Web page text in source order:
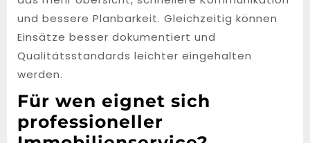
und bessere Planbarkeit. Gleichzeitig können
Einsätze besser dokumentiert und
Qualitätsstandards leichter eingehalten
werden.
Für wen eignet sich
professioneller